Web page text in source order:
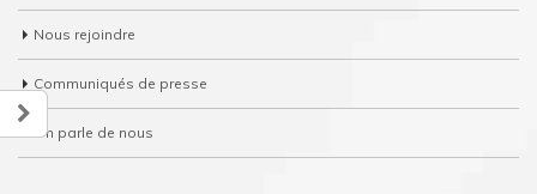
Nous rejoindre
Communiqués de presse
On parle de nous